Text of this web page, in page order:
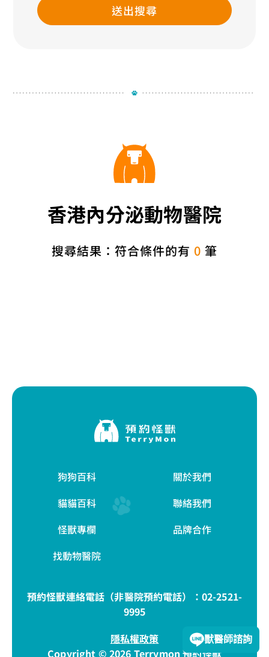
送出搜尋
香港內分泌動物醫院
搜尋結果：符合條件的有 0 筆
狗狗百科
貓貓百科
怪獸專欄
找動物醫院
關於我們
聯絡我們
品牌合作
預約怪獸連絡電話（非醫院預約電話）： 02-2521-
9995
隱私權政策
Copyright © 2026 Terrymon 預約怪獸
獸醫師諮詢